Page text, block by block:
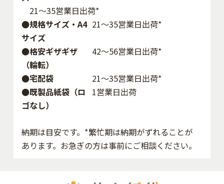
21～35営業日出荷*
●規格サイズ・A4
サイズ
21～35営業日出荷*
●格安ギザギザ
（輪転）
42〜56営業日出荷*
●宅配袋
21～35営業日出荷*
●既製品紙袋（ロ
ゴなし）
1営業日出荷
納期は目安です。*繁忙期は納期がずれることが
あります。お急ぎの方は事前にご相談ください。